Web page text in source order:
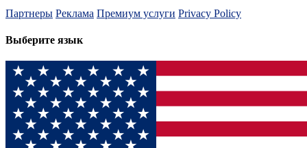
Партнеры Реклама Премиум услуги Privacy Policy
Выберите язык